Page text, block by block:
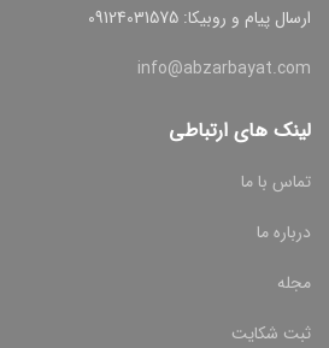
ارسال پیام و روبیکا: 09124031575
info@abzarbayat.com
لینک های ارتباطی
تماس با ما
درباره ما
مجله
ثبت شکایت